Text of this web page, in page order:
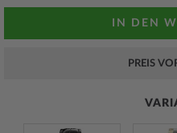
IN DEN
PREIS